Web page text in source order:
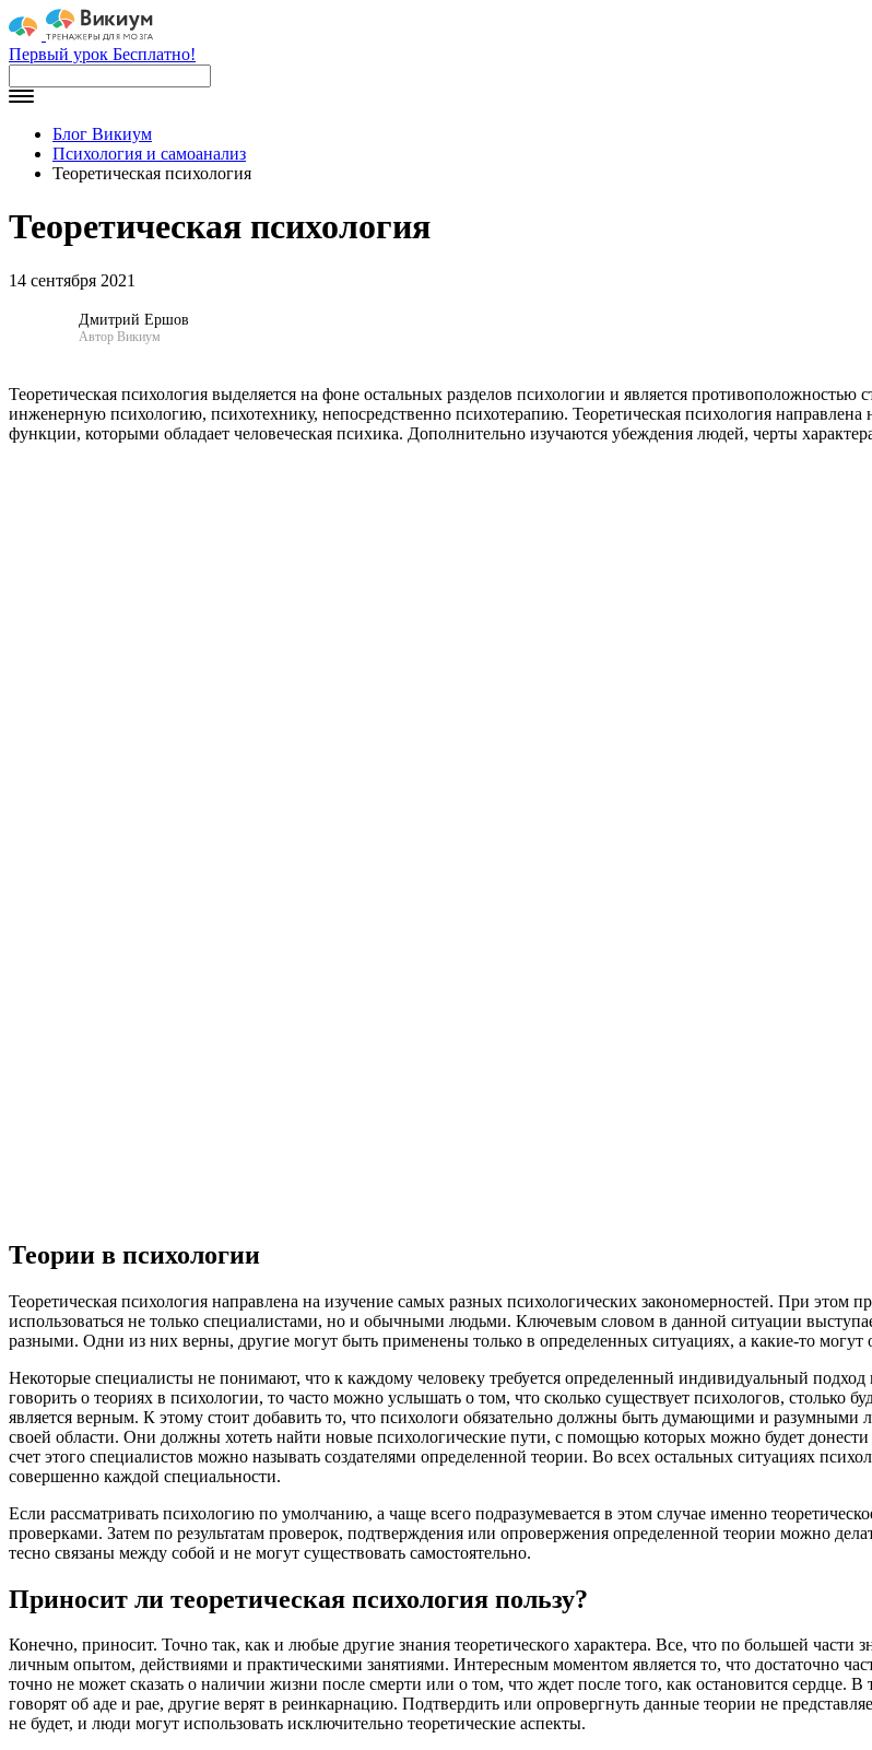
Первый урок Бесплатно!
Блог Викиум
Психология и самоанализ
Теоретическая психология
Теоретическая психология
14 сентября 2021
Дмитрий Ершов
Автор Викиум
Теоретическая психология выделяется на фоне остальных разделов психологии и является
инженерную психологию, психотехнику, непосредственно психотерапию. Теоретическая психология
функции, которыми обладает человеческая психика. Дополнительно изучаются убеждения людей, черты
Теории в психологии
Теоретическая психология направлена на изучение самых разных психологических закономерностей. При этом
использоваться не только специалистами, но и обычными людьми. Ключевым словом в данной ситуации
разными. Одни из них верны, другие могут быть применены только в определенных ситуациях, а какие-то могут
Некоторые специалисты не понимают, что к каждому человеку требуется определенный индивидуальный
говорить о теориях в психологии, то часто можно услышать о том, что сколько существует психологов, столько
является верным. К этому стоит добавить то, что психологи обязательно должны быть думающими и разумными
своей области. Они должны хотеть найти новые психологические пути, с помощью которых можно будет
счет этого специалистов можно называть создателями определенной теории. Во всех остальных ситуациях
совершенно каждой специальности.
Если рассматривать психологию по умолчанию, а чаще всего подразумевается в этом случае именно
проверками. Затем по результатам проверок, подтверждения или опровержения определенной теории можно
тесно связаны между собой и не могут существовать самостоятельно.
Приносит ли теоретическая психология пользу?
Конечно, приносит. Точно так, как и любые другие знания теоретического характера. Все, что по большей части
личным опытом, действиями и практическими занятиями. Интересным моментом является то, что достаточно
точно не может сказать о наличии жизни после смерти или о том, что ждет после того, как остановится сердце.
говорят об аде и рае, другие верят в реинкарнацию. Подтвердить или опровергнуть данные теории не
не будет, и люди могут использовать исключительно теоретические аспекты.